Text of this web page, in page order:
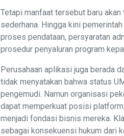
Tetapi manfaat tersebut baru
sederhana. Hingga kini
proses pendataan, persyaratan
prosedur penyaluran program
Perusahaan aplikasi juga berada
tidak menyatakan bahwa status
pengemudi. Namun organisasi
dapat memperkuat posisi
menjadi fondasi bisnis mereka.
sebagai konsekuensi hukum dari